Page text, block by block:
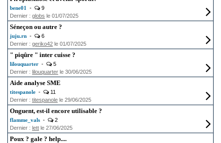
bene01 -
9
Dernier : globs le 01/07/2025
Séneçon ou autre ?
juju.rn -
6
Dernier : geriko42 le 01/07/2025
" piqûre " inter cuisse ?
lilouquarter -
5
Dernier : lilouquarter le 30/06/2025
Aide analyse SME
titespanole -
11
Dernier : titespanole le 29/06/2025
Onguent, est-il encore utilisable ?
flamme_vals -
2
Dernier : lett le 27/06/2025
Poux ? gale ? help....